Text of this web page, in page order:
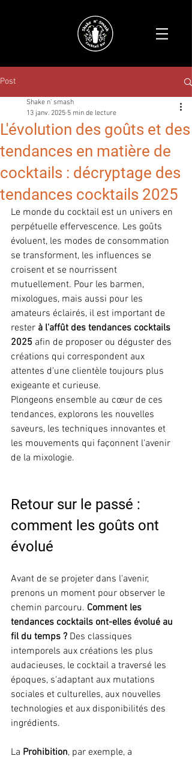
Post
L'évolution des goûts et des
tendances en matière de
cocktails : décryptage des
tendances cocktails 2025
Shake n' smash
13 janv. 2025 5 min de lecture
Le monde du cocktail est un univers en
perpétuelle effervescence. Les goûts
évoluent, les modes de consommation
se transforment, les influences se
croisent et se nourrissent
mutuellement. Pour les barmen,
mixologues, mais aussi pour les
amateurs éclairés, il est important de
rester à l'affût des tendances cocktails
2025 afin de proposer ou déguster des
créations qui correspondent aux
attentes d'une clientèle toujours plus
exigeante et curieuse.
Plongeons ensemble au cœur de ces
tendances, explorons les nouvelles
saveurs, les techniques innovantes et
les mouvements qui façonnent l'avenir
de la mixologie.
Retour sur le passé :
comment les goûts ont
évolué
Avant de se projeter dans l'avenir,
prenons un moment pour observer le
chemin parcouru. Comment les
tendances cocktails ont-elles évolué au
fil du temps ? Des classiques
intemporels aux créations les plus
audacieuses, le cocktail a traversé les
époques, s'adaptant aux mutations
sociales et culturelles, aux nouvelles
technologies et aux disponibilités des
ingrédients.
La Prohibition, par exemple, a